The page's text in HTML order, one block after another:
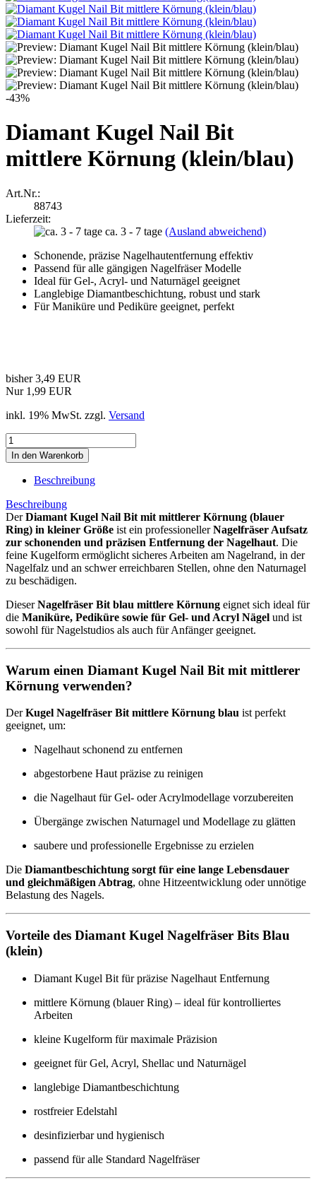
-43%
Diamant Kugel Nail Bit
mittlere Körnung (klein/blau)
Art.Nr.:
88743
Lieferzeit:
ca. 3 - 7 tage (Ausland abweichend)
Schonende, präzise Nagelhautentfernung effektiv
Passend für alle gängigen Nagelfräser Modelle
Ideal für Gel-, Acryl- und Naturnägel geeignet
Langlebige Diamantbeschichtung, robust und stark
Für Maniküre und Pediküre geeignet, perfekt
bisher 3,49 EUR
Nur 1,99 EUR
inkl. 19% MwSt. zzgl. Versand
In den Warenkorb
Beschreibung
Beschreibung
DerDiamant Kugel Nail Bit mit mittlerer Körnung (blauer
Ring) in kleiner Größe ist ein professionellerNagelfräser Aufsatz
zur schonenden und präzisen Entfernung der Nagelhaut. Die
feine Kugelform ermöglicht sicheres Arbeiten am Nagelrand, in der
Nagelfalz und an schwer erreichbaren Stellen, ohne den Naturnagel
zu beschädigen.
DieserNagelfräser Bit blau mittlere Körnung eignet sich ideal für
die Maniküre, Pediküre sowie für Gel- und Acryl Nägel und ist
sowohl für Nagelstudios als auch für Anfänger geeignet.
Warum einen Diamant Kugel Nail Bit mit mittlerer
Körnung verwenden?
DerKugel Nagelfräser Bit mittlere Körnung blau ist perfekt
geeignet, um:
Nagelhaut schonend zu entfernen
abgestorbene Haut präzise zu reinigen
die Nagelhaut für Gel- oder Acrylmodellage vorzubereiten
Übergänge zwischen Naturnagel und Modellage zu glätten
saubere und professionelle Ergebnisse zu erzielen
Die Diamantbeschichtung sorgt für eine lange Lebensdauer
und gleichmäßigen Abtrag, ohne Hitzeentwicklung oder unnötige
Belastung des Nagels.
Vorteile des Diamant Kugel Nagelfräser Bits Blau
(klein)
Diamant Kugel Bit für präzise Nagelhaut Entfernung
mittlere Körnung (blauer Ring) – ideal für kontrolliertes
Arbeiten
kleine Kugelform für maximale Präzision
geeignet für Gel, Acryl, Shellac und Naturnägel
langlebige Diamantbeschichtung
rostfreier Edelstahl
desinfizierbar und hygienisch
passend für alle Standard Nagelfräser